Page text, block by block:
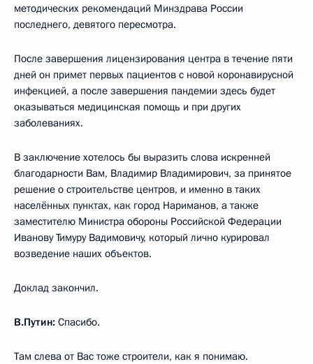
методических рекомендаций Минздрава России
последнего, девятого пересмотра.
После завершения лицензирования центра в течение пяти
дней он примет первых пациентов с новой коронавирусной
инфекцией, а после завершения пандемии здесь будет
оказываться медицинская помощь и при других
заболеваниях.
В заключение хотелось бы выразить слова искренней
благодарности Вам, Владимир Владимирович, за принятое
решение о строительстве центров, и именно в таких
населённых пунктах, как город Нариманов, а также
заместителю Министра обороны Российской Федерации
Иванову Тимуру Вадимовичу, который лично курировал
возведение наших объектов.
Доклад закончил.
В.Путин: Спасибо.
Там слева от Вас тоже строители, как я понимаю.